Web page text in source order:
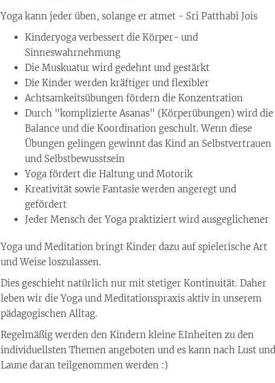
Yoga kann jeder üben, solange er atmet - Sri Patthabi Jois
Kinderyoga verbessert die Körper- und
Sinneswahrnehmung
Die Muskuatur wird gedehnt und gestärkt
Die Kinder werden kräftiger und flexibler
Achtsamkeitsübungen fördern die Konzentration
Durch "komplizierte Asanas" (Körperübungen) wird die
Balance und die Koordination geschult. Wenn diese
Übungen gelingen gewinnt das Kind an Selbstvertrauen
und Selbstbewusstsein
Yoga fördert die Haltung und Motorik
Kreativität sowie Fantasie werden angeregt und
gefördert
Jeder Mensch der Yoga praktiziert wird ausgeglichener
Yoga und Meditation bringt Kinder dazu auf spielerische Art
und Weise loszulassen.
Dies geschieht natürlich nur mit stetiger Kontinuität. Daher
leben wir die Yoga und Meditationspraxis aktiv in unserem
pädagogischen Alltag.
Regelmäßig werden den Kindern kleine EInheiten zu den
individuellsten Themen angeboten und es kann nach Lust und
Laune daran teilgenommen werden :)